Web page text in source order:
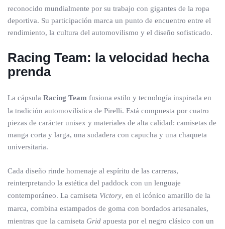
reconocido mundialmente por su trabajo con gigantes de la ropa
deportiva. Su participación marca un punto de encuentro entre el
rendimiento, la cultura del automovilismo y el diseño sofisticado.
Racing Team: la velocidad hecha
prenda
La cápsula Racing Team fusiona estilo y tecnología inspirada en
la tradición automovilística de Pirelli. Está compuesta por cuatro
piezas de carácter unisex y materiales de alta calidad: camisetas de
manga corta y larga, una sudadera con capucha y una chaqueta
universitaria.
Cada diseño rinde homenaje al espíritu de las carreras,
reinterpretando la estética del paddock con un lenguaje
contemporáneo. La camiseta Victory, en el icónico amarillo de la
marca, combina estampados de goma con bordados artesanales,
mientras que la camiseta Grid apuesta por el negro clásico con un